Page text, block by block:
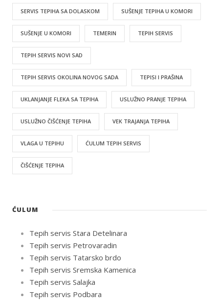
SERVIS TEPIHA SA DOLASKOM SUŠENJE TEPIHA U KOMORI
SUŠENJE U KOMORI TEMERIN TEPIH SERVIS
TEPIH SERVIS NOVI SAD
TEPIH SERVIS OKOLINA NOVOG SADA TEPISI I PRAŠINA
UKLANJANJE FLEKA SA TEPIHA USLUŽNO PRANJE TEPIHA
USLUŽNO ČIŠĆENJE TEPIHA VEK TRAJANJA TEPIHA
VLAGA U TEPIHU ĆULUM TEPIH SERVIS
ČIŠĆENJE TEPIHA
ĆULUM
Tepih servis Stara Detelinara
Tepih servis Petrovaradin
Tepih servis Tatarsko brdo
Tepih servis Sremska Kamenica
Tepih servis Salajka
Tepih servis Podbara